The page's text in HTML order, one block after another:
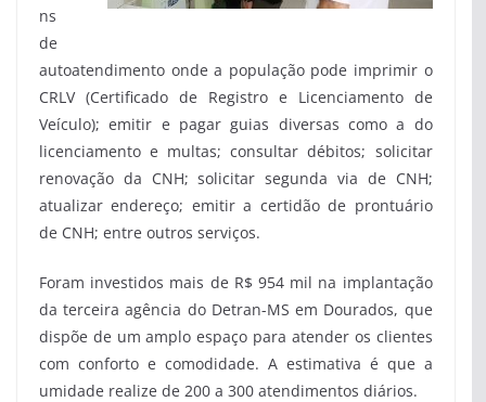
ns
de
autoatendimento onde a população pode imprimir o
CRLV (Certificado de Registro e Licenciamento de
Veículo); emitir e pagar guias diversas como a do
licenciamento e multas; consultar débitos; solicitar
renovação da CNH; solicitar segunda via de CNH;
atualizar endereço; emitir a certidão de prontuário
de CNH; entre outros serviços.
Foram investidos mais de R$ 954 mil na implantação
da terceira agência do Detran-MS em Dourados, que
dispõe de um amplo espaço para atender os clientes
com conforto e comodidade. A estimativa é que a
umidade realize de 200 a 300 atendimentos diários.